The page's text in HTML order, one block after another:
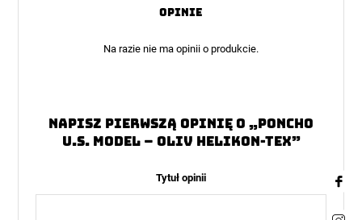
Opinie
Na razie nie ma opinii o produkcie.
Napisz pierwszą opinię o „Poncho
U.S. Model – Oliv Helikon-Tex”
Tytuł opinii